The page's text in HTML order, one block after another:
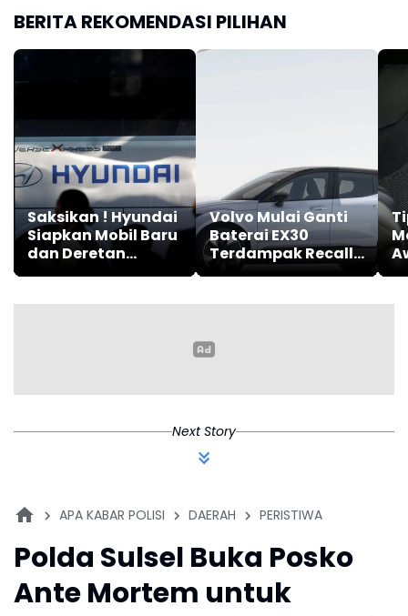
BERITA REKOMENDASI PILIHAN
Saksikan ! Hyundai
Siapkan Mobil Baru
dan Deretan
Aktivitas Menarik
Volvo Mulai Ganti
Baterai EX30
Terdampak Recall
Risiko Kebakaran di
Next Story
APA KABAR POLISI DAERAH PERISTIWA
Polda Sulsel Buka Posko
Ante Mortem untuk